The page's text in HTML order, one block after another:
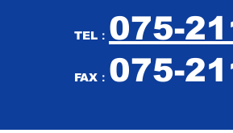
TEL： 075-
FAX： 075-